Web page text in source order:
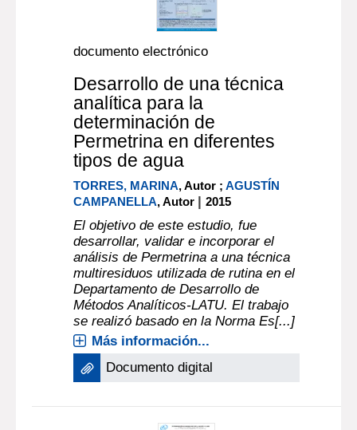
documento electrónico
Desarrollo de una técnica
analítica para la
determinación de
Permetrina en diferentes
tipos de agua
TORRES, MARINA, Autor ;AGUSTÍN
CAMPANELLA, Autor |2015
El objetivo de este estudio, fue
desarrollar, validar e incorporar el
análisis de Permetrina a una técnica
multiresiduos utilizada de rutina en el
Departamento de Desarrollo de
Métodos Analíticos-LATU. El trabajo
se realizó basado en la Norma Es[...]
Más información...
Documento digital